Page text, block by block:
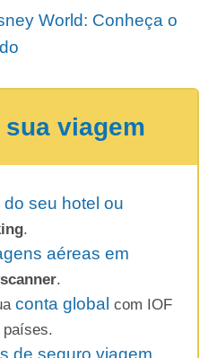
World: Conheça o
sua viagem
do seu hotel ou
.
aéreas em
.
conta global com IOF
países.
de seguro viagem